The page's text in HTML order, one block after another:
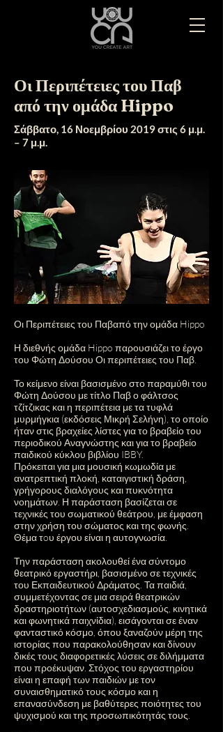
Οι Περιπέτειες του Παβ
από την ομάδα Hippo
Σάββατο, 16 Νοεμβρίου 2019 στις 6 μ.μ.
– 7 μ.μ.
Οι Περιπέτειες του Παβαπό την ομάδα Hippo
Η διεθνής ομάδα Hippo παρουσιάζει το έργο
του Φώτη Δούσου Οι περιπέτειες του Παβ.
Το κείμενο είναι βασισμένο στο παραμύθι του
Φώτη Δούσου με τίτλο Παβ ο φάλτσος
τζίτζικας και η περιπέτεια με τα τυφλά
μυρμήγκια (εκδόσεις Μικρή Σελήνη), το οποίο
ήταν στις βραχείες λίστες για το βραβείο του
περιοδικού Αναγνώστης και για το βραβείο
παιδικού κύκλου βιβλίου IBBY.
Πρόκειται για μια μουσική κωμωδία με
ανατρεπτική πλοκή, καταιγιστική δράση,
γρήγορους διαλόγους και πυκνότητα
νοημάτων. Η παράσταση βασίζεται σε
τεχνικές του σωματικού θεάτρου, με έμφαση
στην χρήση του σώματος και της φωνής.
Θέμα τoυ έργου είναι η αυτογνωσία.
Την παράσταση ακολουθεί ένα σύντομο
θεατρικό εργαστήρι, βασισμένο σε τεχνικές
του Εκπαιδευτικού Δράματος. Τα παιδιά,
συμμετέχοντας σε μια σειρά θεατρικών
δραστηριοτήτων (αυτοσχεδιασμούς, κινητικά
και φωνητικά παιχνίδια), εισάγονται σε έναν
φανταστικό κόσμο, όπου ξαναζούν μέρη της
ιστορίας που παρακολούθησαν και δίνουν
δικές τους διαφορετικές λύσεις σε διλήμματα
που προέκυψαν. Στόχος του εργαστηρίου
είναι η επαφή των παιδιών με τον
συναισθηματικό τους κόσμο και η
επανασύνδεση με βαθύτερες ποιότητες του
ψυχισμού και της προσωπικότητάς τους.